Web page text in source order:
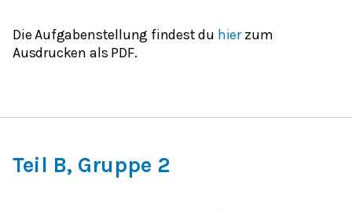
Die Aufgabenstellung findest du hierzum
Ausdrucken als PDF.
Teil B, Gruppe 2